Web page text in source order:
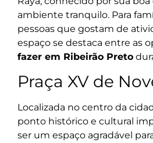
ambiente tranquilo. Para
pessoas que gostam de
espaço se destaca entre as
fazer em Ribeirão Preto
Praça XV de
Localizada no centro da
ponto histórico e cultural
ser um espaço agradável